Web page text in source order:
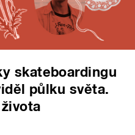
skateboardingu
půlku světa.